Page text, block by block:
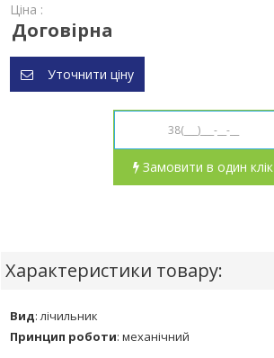
Ціна :
Договірна
Уточнити ціну
Замовити в один клік
Характеристики товару:
Вид:лічильник
Принцип роботи: механічний